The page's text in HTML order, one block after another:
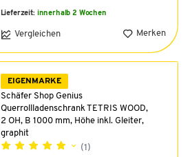
Lieferzeit: innerhalb 2 Wochen
Vergleichen Merken
EIGENMARKE
Schäfer Shop Genius
Querrollladenschrank TETRIS WOOD,
2 OH, B 1000 mm, Höhe inkl. Gleiter,
graphit
(1)